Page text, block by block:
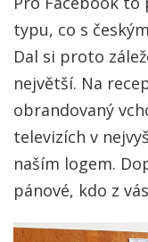
typu, co s
Dal si proto
největší. Na
obrandovaný
televizích v
naším logem.
pánové, kdo z